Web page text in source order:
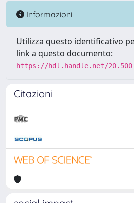
Informazioni
Utilizza questo identificativo
link a questo documento:
https://hdl.handle.net/
Citazioni